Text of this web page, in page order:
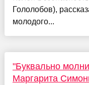
Гололобов),
молодого...
"Буквально
Маргарита